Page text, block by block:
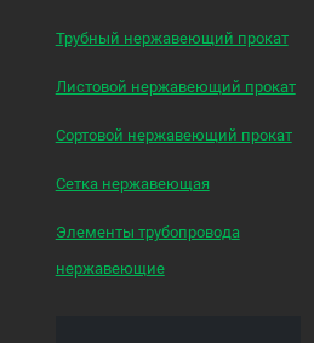
Трубный нержавеющий прокат
Листовой нержавеющий прокат
Сортовой нержавеющий прокат
Сетка нержавеющая
Элементы трубопровода
нержавеющие